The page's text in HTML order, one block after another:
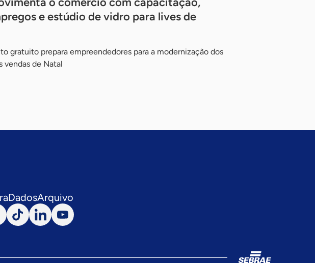
e estúdio de vidro para lives de
gratuito prepara empreendedores para a modernização dos
vendas de Natal
DadosArquivo